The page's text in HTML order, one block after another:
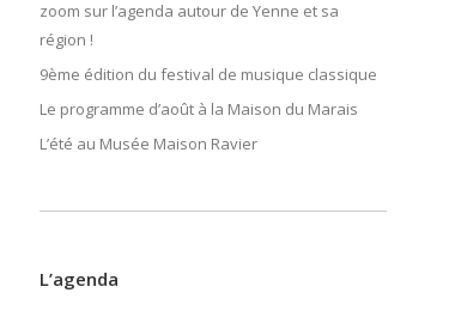
zoom sur l’agenda autour de Yenne et sa
région !
9ème édition du festival de musique classique
Le programme d’août à la Maison du Marais
L’été au Musée Maison Ravier
L’agenda